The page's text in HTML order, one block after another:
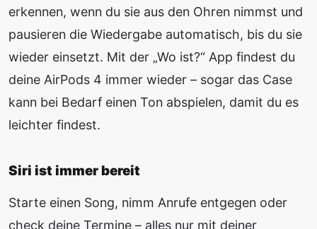
erkennen, wenn du sie aus den Ohren nimmst und
pausieren die Wiedergabe automatisch, bis du sie
wieder einsetzt. Mit der „Wo ist?“ App findest du
deine AirPods 4 immer wieder – sogar das Case
kann bei Bedarf einen Ton abspielen, damit du es
leichter findest.
Siri ist immer bereit
Starte einen Song, nimm Anrufe entgegen oder
check deine Termine – alles nur mit deiner